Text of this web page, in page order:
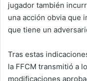
jugador también
una acción obvia que
que tiene un
Tras estas
la FFCM transmitió a
modificaciones